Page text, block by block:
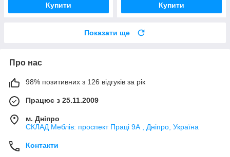
Купити Купити
Показати ще
Про нас
98% позитивних з 126 відгуків за рік
Працює з 25.11.2009
м. Дніпро
СКЛАД Меблів: проспект Праці 9А , Дніпро, Україна
Контакти